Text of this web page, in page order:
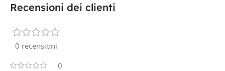
Recensioni dei clienti
0 recensioni
0